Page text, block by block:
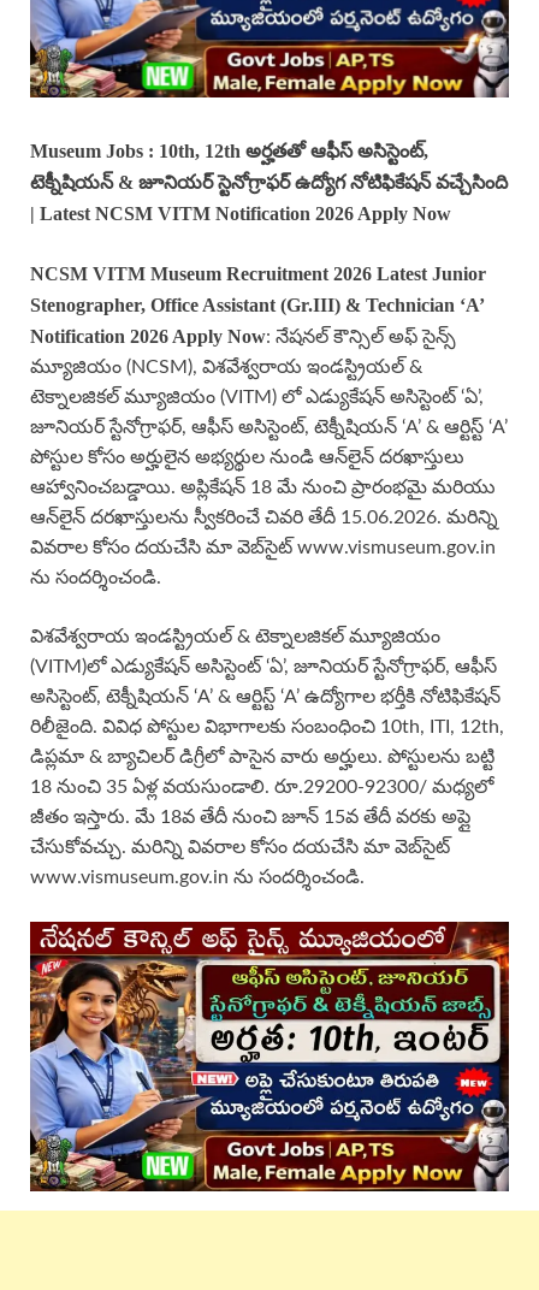
Museum Jobs : 10th, 12th అర్హతతో ఆఫీస్ అసిస్టెంట్,
టెక్నీషియన్ & జూనియర్ స్టెనోగ్రాఫర్ ఉద్యోగ నోటిఫికేషన్ వచ్చేసింది
| Latest NCSM VITM Notification 2026 Apply Now
NCSM VITM Museum Recruitment 2026 Latest Junior
Stenographer, Office Assistant (Gr.III) & Technician ‘A’
Notification 2026 Apply Now: నేషనల్ కౌన్సిల్ అఫ్ సైన్స్
మ్యూజియం (NCSM), విశవేశ్వరాయ ఇండస్ట్రియల్ &
టెక్నాలజికల్ మ్యూజియం (VITM) లో ఎడ్యుకేషన్ అసిస్టెంట్ ‘ఏ’,
జూనియర్ స్టేనోగ్రాఫర్, ఆఫీస్ అసిస్టెంట్, టెక్నీషియన్ ‘A’ & ఆర్టిస్ట్ ‘A’
పోస్టుల కోసం అర్హులైన అభ్యర్థుల నుండి ఆన్‌లైన్ దరఖాస్తులు
ఆహ్వానించబడ్డాయి. అప్లికేషన్ 18 మే నుంచి ప్రారంభమై మరియు
ఆన్‌లైన్ దరఖాస్తులను స్వీకరించే చివరి తేదీ 15.06.2026. మరిన్ని
వివరాల కోసం దయచేసి మా వెబ్‌సైట్ www.vismuseum.gov.in
ను సందర్శించండి.
విశవేశ్వరాయ ఇండస్ట్రియల్ & టెక్నాలజికల్ మ్యూజియం
(VITM)లో ఎడ్యుకేషన్ అసిస్టెంట్ ‘ఏ’, జూనియర్ స్టేనోగ్రాఫర్, ఆఫీస్
అసిస్టెంట్, టెక్నీషియన్ ‘A’ & ఆర్టిస్ట్ ‘A’ ఉద్యోగాల భర్తీకి నోటిఫికేషన్
రిలీజైంది. వివిధ పోస్టుల విభాగాలకు సంబంధించి 10th, ITI, 12th,
డిప్లమా & బ్యాచిలర్ డిగ్రీలో పాసైన వారు అర్హులు. పోస్టులను బట్టి
18 నుంచి 35 ఏళ్ల వయసుండాలి. రూ.29200-92300/ మధ్యలో
జీతం ఇస్తారు. మే 18వ తేదీ నుంచి జూన్ 15వ తేదీ వరకు అప్లై
చేసుకోవచ్చు. మరిన్ని వివరాల కోసం దయచేసి మా వెబ్‌సైట్
www.vismuseum.gov.in ను సందర్శించండి.